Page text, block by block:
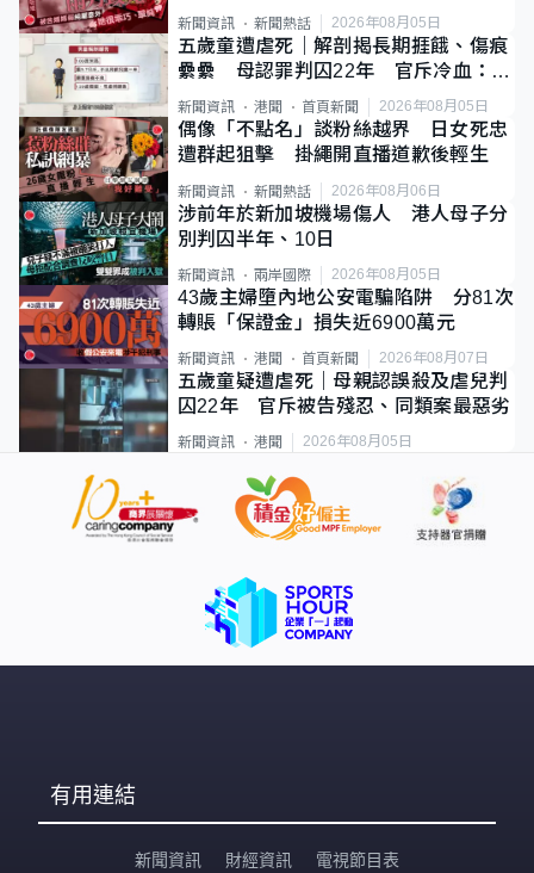
新聞資訊 新聞熱話 2026年08月05日
五歲童遭虐死｜解剖揭長期捱餓、傷痕
纍纍 母認罪判囚22年 官斥冷血：同
類案最惡劣
新聞資訊 港聞 首頁新聞 2026年08月05日
偶像「不點名」談粉絲越界 日女死忠
遭群起狙擊 掛繩開直播道歉後輕生
新聞資訊 新聞熱話 2026年08月06日
涉前年於新加坡機場傷人 港人母子分
別判囚半年、10日
新聞資訊 兩岸國際 2026年08月05日
43歲主婦墮內地公安電騙陷阱 分81次
轉賬「保證金」損失近6900萬元
新聞資訊 港聞 首頁新聞 2026年08月07日
五歲童疑遭虐死｜母親認誤殺及虐兒判
囚22年 官斥被告殘忍、同類案最惡劣
新聞資訊 港聞 2026年08月05日
有用連結
新聞資訊 財經資訊 電視節目表